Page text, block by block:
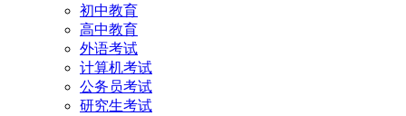
初中教育
高中教育
外语考试
计算机考试
公务员考试
研究生考试